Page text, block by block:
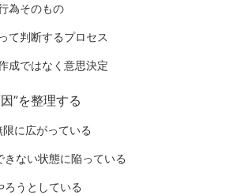
為そのもの
て判断するプロセス
成ではなく意思決定
”を整理する
に広がっている
ない状態に陥っている
ろうとしている